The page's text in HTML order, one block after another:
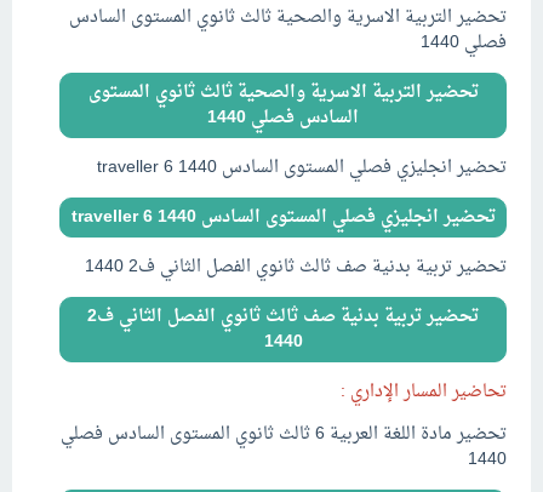
تحضير التربية الاسرية والصحية ثالث ثانوي المستوى السادس
فصلي 1440
تحضير التربية الاسرية والصحية ثالث ثانوي المستوى
السادس فصلي 1440
تحضير انجليزي فصلي المستوى السادس traveller 6 1440
تحضير انجليزي فصلي المستوى السادس traveller 6 1440
تحضير تربية بدنية صف ثالث ثانوي الفصل الثاني ف2 1440
تحضير تربية بدنية صف ثالث ثانوي الفصل الثاني ف2
1440
تحاضير المسار الإداري :
تحضير مادة اللغة العربية 6 ثالث ثانوي المستوى السادس فصلي
1440